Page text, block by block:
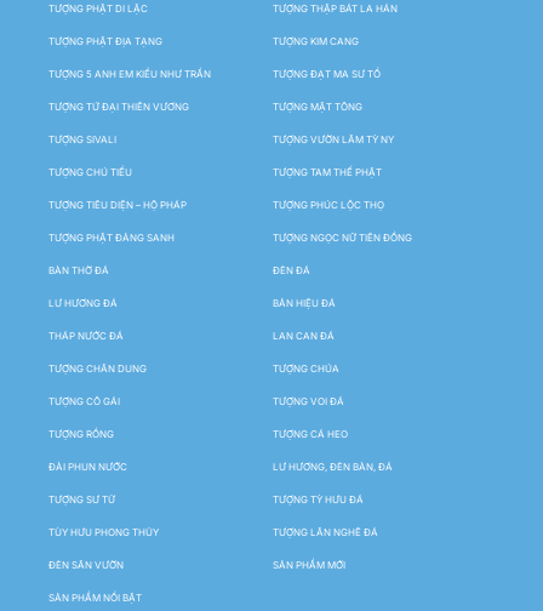
TƯỢNG PHẬT DI LẶC TƯỢNG THẬP BÁT LA HÁN
TƯỢNG PHẬT ĐỊA TẠNG TƯỢNG KIM CANG
TƯỢNG 5 ANH EM KIỀU NHƯ TRẦN TƯỢNG ĐẠT MA SƯ TỔ
TƯỢNG TỨ ĐẠI THIÊN VƯƠNG TƯỢNG MẬT TÔNG
TƯỢNG SIVALI TƯỢNG VƯỜN LÂM TỲ NY
TƯỢNG CHÚ TIỂU TƯỢNG TAM THẾ PHẬT
TƯỢNG TIÊU DIỆN – HỘ PHÁP TƯỢNG PHÚC LỘC THỌ
TƯỢNG PHẬT ĐẢNG SANH TƯỢNG NGỌC NỮ TIÊN ĐỒNG
BÀN THỜ ĐÁ ĐÈN ĐÁ
LƯ HƯƠNG ĐÁ BẢN HIỆU ĐÁ
THÁP NƯỚC ĐÁ LAN CAN ĐÁ
TƯỢNG CHÂN DUNG TƯỢNG CHÚA
TƯỢNG CÔ GÁI TƯỢNG VOI ĐÁ
TƯỢNG RỒNG TƯỢNG CÁ HEO
ĐÀI PHUN NƯỚC LƯ HƯƠNG, ĐÈN BÀN, ĐÁ
TƯỢNG SƯ TỬ TƯỢNG TỲ HƯU ĐÁ
TÙY HƯU PHONG THỦY TƯỢNG LÂN NGHÊ ĐÁ
ĐÈN SÂN VƯỜN SẢN PHẨM MỚI
SẢN PHẨM NỔI BẬT